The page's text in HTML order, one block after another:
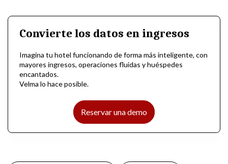
Convierte los datos en ingresos
Imagina tu hotel funcionando de forma más inteligente, con
mayores ingresos, operaciones fluidas y huéspedes
encantados.
Velma lo hace posible.
Reservar una demo